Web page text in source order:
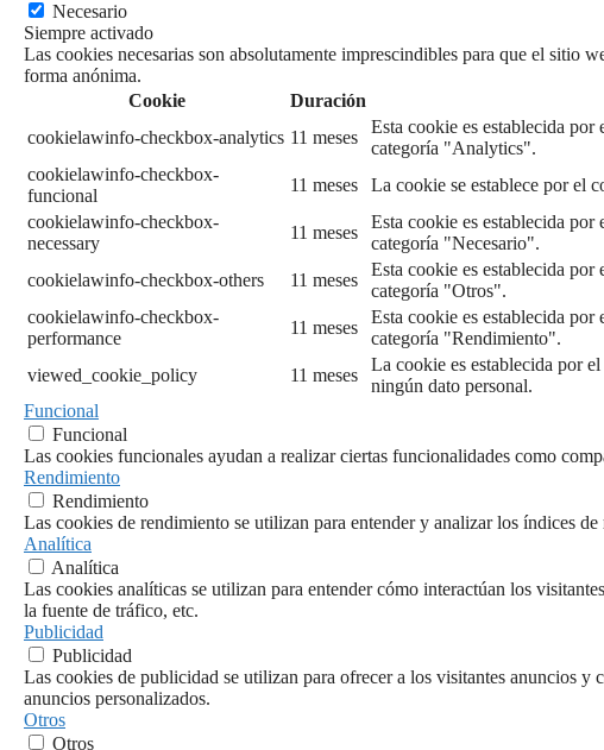
Necesario
Siempre activado
Las cookies necesarias son absolutamente imprescindibles para que el sitio
forma anónima.
Cookie
Duración
cookielawinfo-checkbox-analytics 11 meses
Esta cookie es establecida
categoría "Analytics".
cookielawinfo-checkbox-
funcional
11 meses
La cookie se establece por el
cookielawinfo-checkbox-
necessary
11 meses
Esta cookie es establecida
categoría "Necesario".
cookielawinfo-checkbox-others
11 meses
Esta cookie es establecida
categoría "Otros".
cookielawinfo-checkbox-
performance
11 meses
Esta cookie es establecida
categoría "Rendimiento".
viewed_cookie_policy
11 meses
La cookie es establecida por
ningún dato personal.
Funcional
Funcional
Las cookies funcionales ayudan a realizar ciertas funcionalidades como
Rendimiento
Rendimiento
Las cookies de rendimiento se utilizan para entender y analizar los índices
Analítica
Analítica
Las cookies analíticas se utilizan para entender cómo interactúan los
la fuente de tráfico, etc.
Publicidad
Publicidad
Las cookies de publicidad se utilizan para ofrecer a los visitantes anuncios
anuncios personalizados.
Otros
Otros